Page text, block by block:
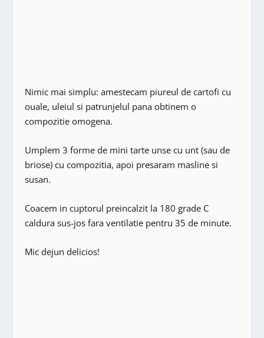
Nimic mai simplu: amestecam piureul de cartofi cu
ouale, uleiul si patrunjelul pana obtinem o
compozitie omogena.
Umplem 3 forme de mini tarte unse cu unt (sau de
briose) cu compozitia, apoi presaram masline si
susan.
Coacem in cuptorul preincalzit la 180 grade C
caldura sus-jos fara ventilatie pentru 35 de minute.
Mic dejun delicios!